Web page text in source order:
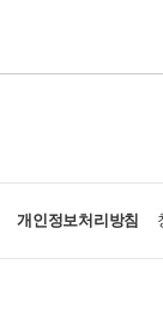
개인정보처리방침